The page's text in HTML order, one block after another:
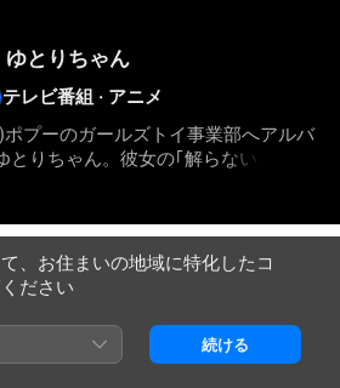
ゆとりちゃん
テレビ番組 · アニメ
プーのガールズトイ事業部へアルバ
りちゃん。彼女の｢解らないことが
のつめこみちゃんはげんなり。なん
くなろうと頑張るつめこみちゃんだ
当てはまらないゆとりちゃんの行動
んの励ましもむなしく途方に暮れてし
ゃんの前に突然、笑顔のゆとりちゃん
©アクタス
、お住まいの地域に特化したコ
ださい
続ける